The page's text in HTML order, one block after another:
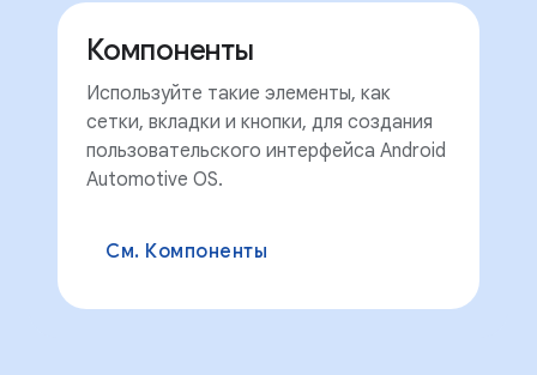
Компоненты
Используйте такие элементы, как
сетки, вкладки и кнопки, для создания
пользовательского интерфейса Android
Automotive OS.
См. Компоненты